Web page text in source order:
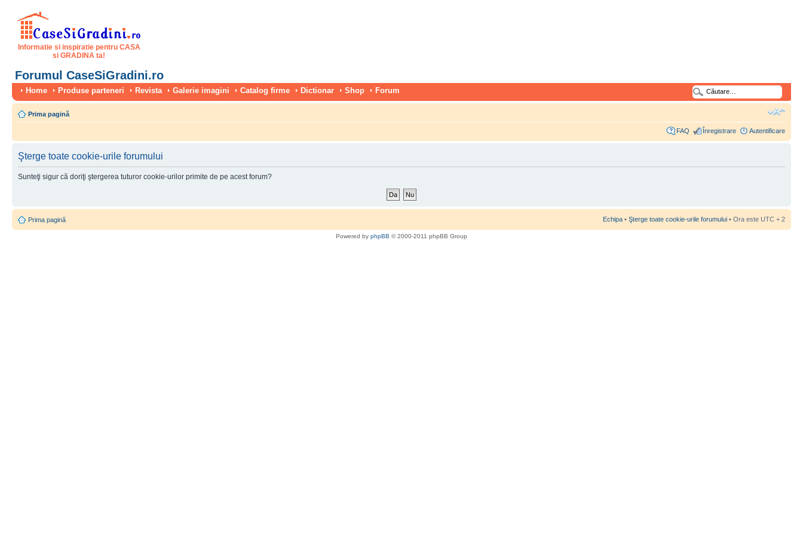
Informatie si inspiratie pentru CASA
si GRADINA ta!
Forumul CaseSiGradini.ro
Home Produse parteneri Revista Galerie imagini Catalog firme Dictionar Shop Forum
Prima pagină
FAQ Înregistrare Autentificare
Şterge toate cookie-urile forumului
Sunteţi sigur că doriţi ştergerea tuturor cookie-urilor primite de pe acest forum?
Prima pagină Echipa • Şterge toate cookie-urile forumului • Ora este UTC + 2
Powered by phpBB © 2000-2011 phpBB Group